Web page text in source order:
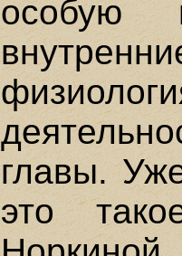
особую
главы.
это